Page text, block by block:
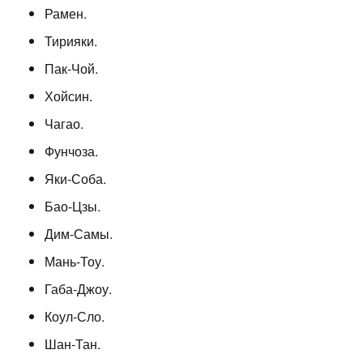
Рамен.
Тирияки.
Пак-Чой.
Хойсин.
Чагао.
Фунчоза.
Яки-Соба.
Бао-Цзы.
Дим-Самы.
Мань-Тоу.
Габа-Джоу.
Коул-Сло.
Шан-Тан.